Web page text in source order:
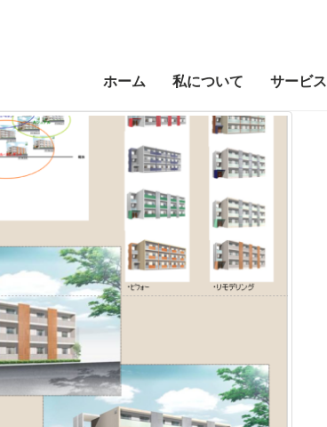
ホーム 私について サービス